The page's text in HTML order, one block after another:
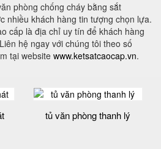
phòng chống cháy bằng sắt
nhiều khách hàng tin tượng chọn lựa.
cấp là địa chỉ uy tín để khách hàng
hệ ngay với chúng tôi theo số
tại website www.ketsatcaocap.vn.
tủ văn phòng thanh lý